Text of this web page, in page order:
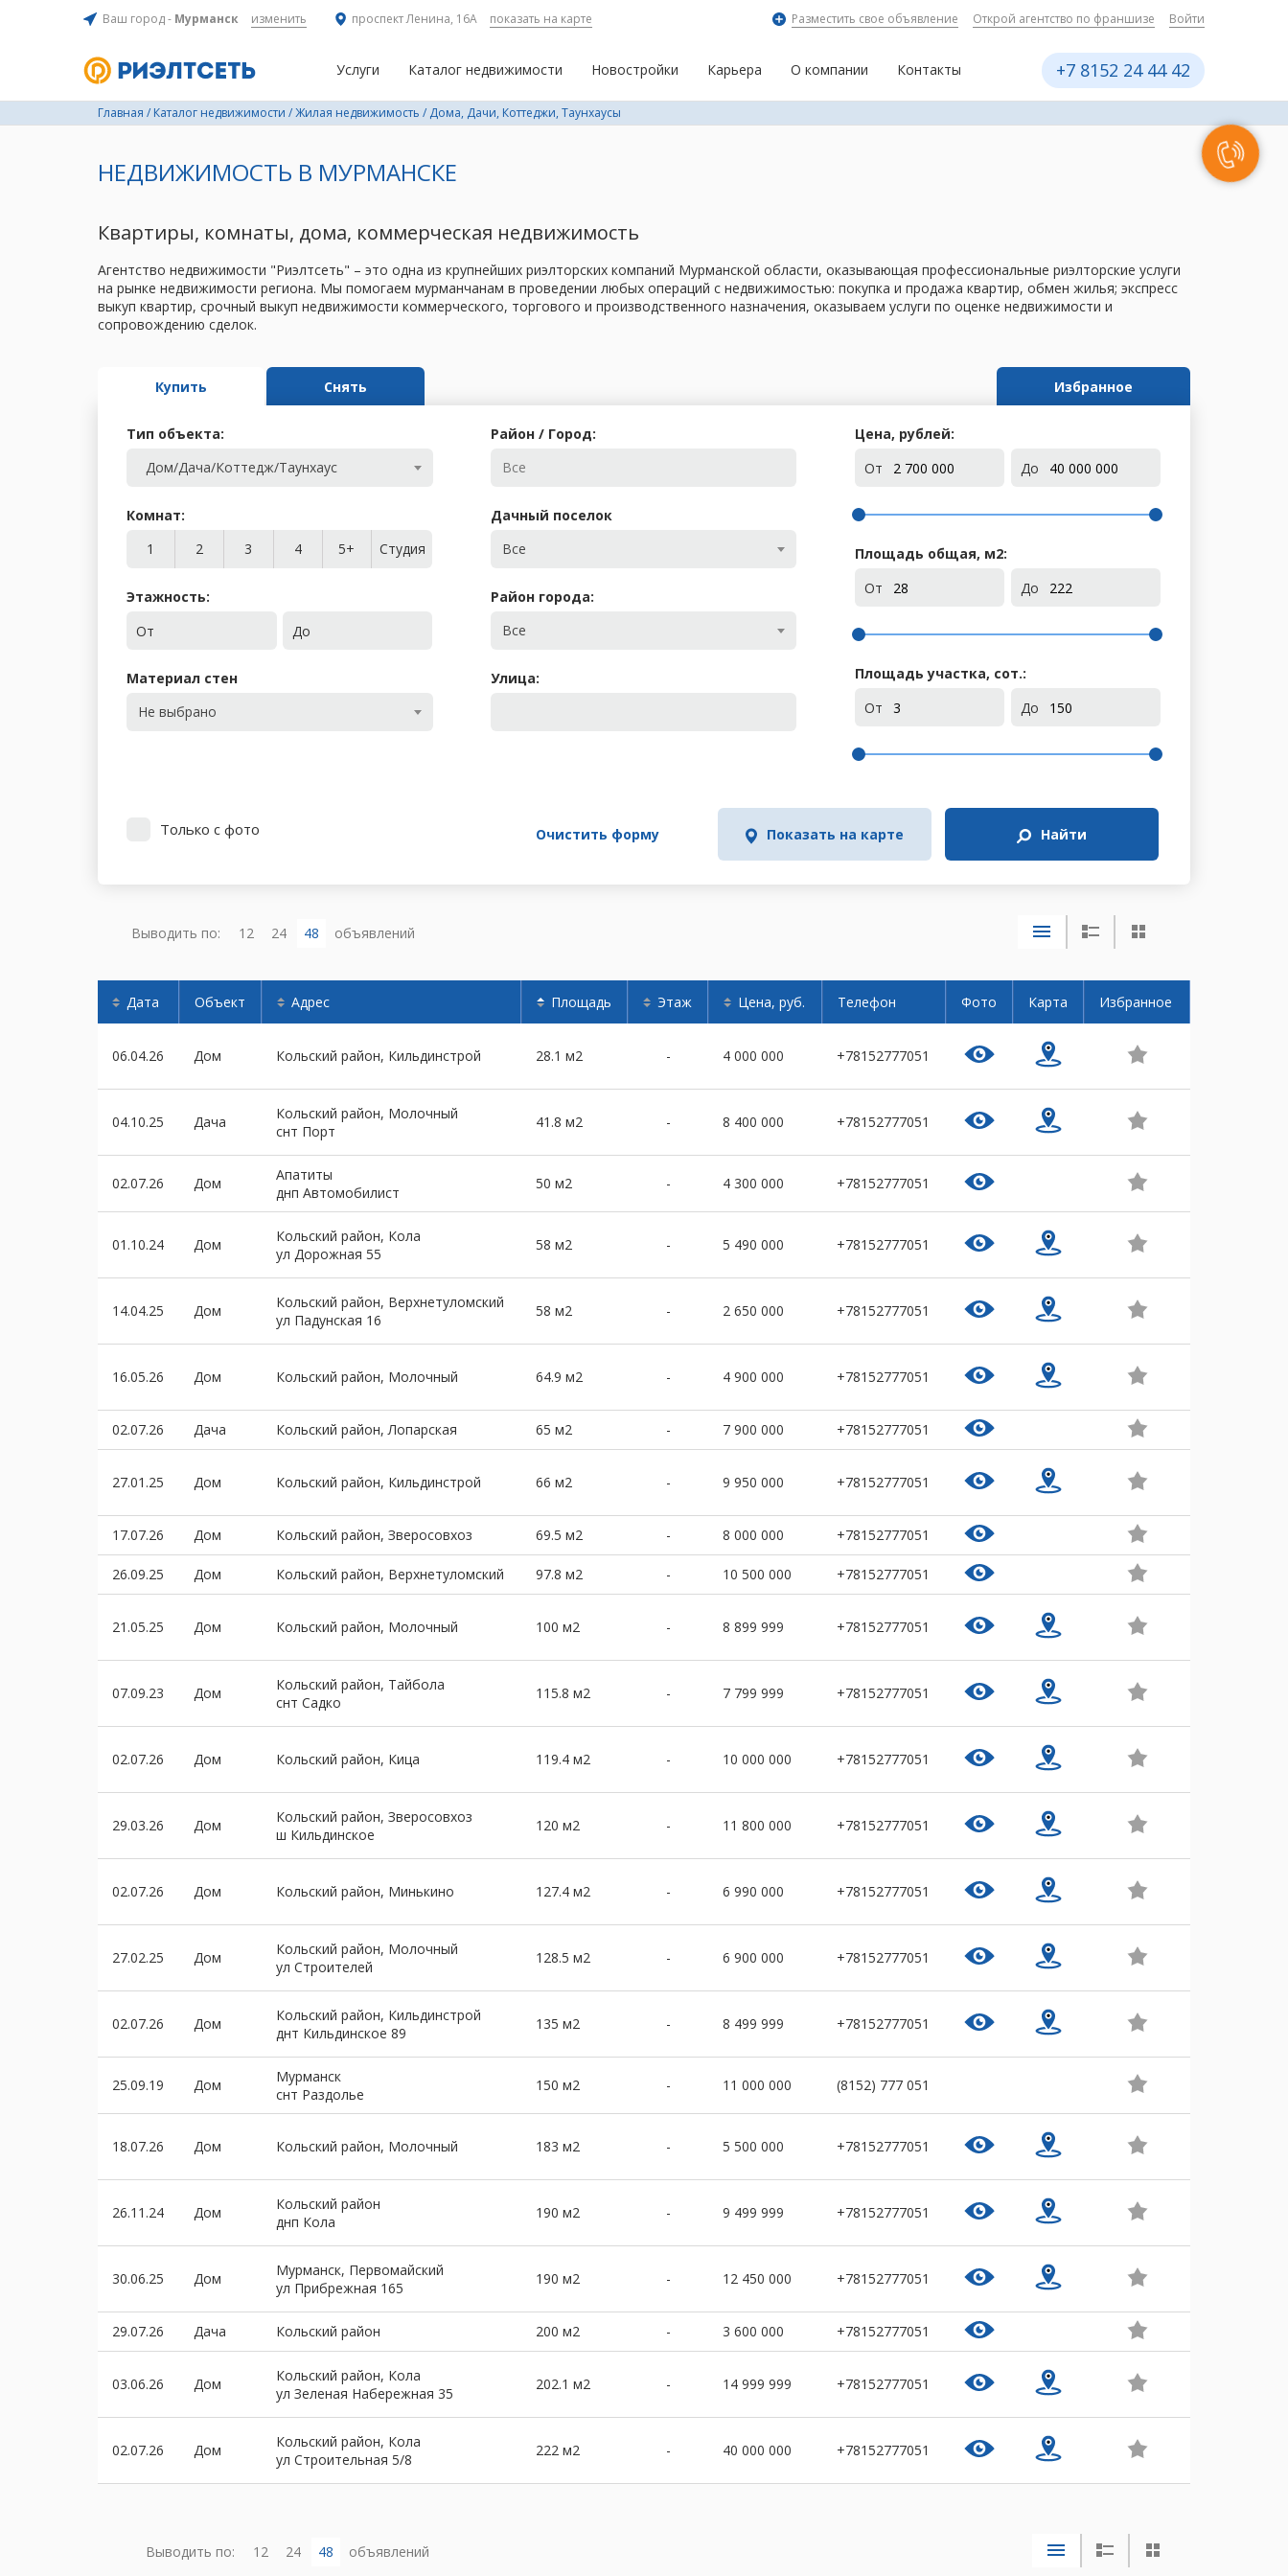
Ваш город - Мурманск изменить проспект Ленина, 16А показать на карте Разместить свое объявление Открой агентство по франшизе Войти
Услуги Каталог недвижимости Новостройки Карьера О компании Контакты +7 8152 24 44 42
Главная / Каталог недвижимости /Жилая недвижимость / Дома, Дачи, Коттеджи, Таунхаусы
НЕДВИЖИМОСТЬ В МУРМАНСКЕ
Квартиры, комнаты, дома, коммерческая недвижимость
Агентство недвижимости "Риэлтсеть" – это одна из крупнейших риэлторских компаний Мурманской области, оказывающая профессиональные риэлторские услуги
на рынке недвижимости региона. Мы помогаем мурманчанам в проведении любых операций с недвижимостью: покупка и продажа квартир, обмен жилья; экспресс
выкуп квартир, срочный выкуп недвижимости коммерческого, торгового и производственного назначения, оказываем услуги по оценке недвижимости и
сопровождению сделок.
Купить Снять Избранное
Тип объекта:
Дом/Дача/Коттедж/Таунхаус
Комнат:
1
2 3 4 5+ Студия
Этажность:
От
До
Материал стен
Не выбрано
Район / Город:
Дачный поселок
Все
Район города:
Все
Улица:
Цена, рублей:
От
До
Площадь общая, м2:
От
До
Площадь участка, сот.:
От
До
Только с фото Очистить форму Показать на карте Найти
Выводить по: 12 24 48 объявлений
Дата Объект Адрес Площадь Этаж Цена, руб. Телефон Фото Карта Избранное
06.04.26 Дом Кольский район, Кильдинстрой 28.1 м2 - 4 000 000 +78152777051
04.10.25 Дача
Кольский район, Молочный
снт Порт
41.8 м2 - 8 400 000 +78152777051
02.07.26 Дом
Апатиты
днп Автомобилист
50 м2 - 4 300 000 +78152777051
01.10.24 Дом
Кольский район, Кола
ул Дорожная 55
58 м2 - 5 490 000 +78152777051
14.04.25 Дом
Кольский район, Верхнетуломский
ул Падунская 16
58 м2 - 2 650 000 +78152777051
16.05.26 Дом Кольский район, Молочный 64.9 м2 - 4 900 000 +78152777051
02.07.26 Дача Кольский район, Лопарская 65 м2 - 7 900 000 +78152777051
27.01.25 Дом Кольский район, Кильдинстрой 66 м2 - 9 950 000 +78152777051
17.07.26 Дом Кольский район, Зверосовхоз 69.5 м2 - 8 000 000 +78152777051
26.09.25 Дом Кольский район, Верхнетуломский 97.8 м2 - 10 500 000 +78152777051
21.05.25 Дом Кольский район, Молочный 100 м2 - 8 899 999 +78152777051
07.09.23 Дом
Кольский район, Тайбола
снт Садко
115.8 м2 - 7 799 999 +78152777051
02.07.26 Дом Кольский район, Кица 119.4 м2 - 10 000 000 +78152777051
29.03.26 Дом
Кольский район, Зверосовхоз
ш Кильдинское
120 м2 - 11 800 000 +78152777051
02.07.26 Дом Кольский район, Минькино 127.4 м2 - 6 990 000 +78152777051
27.02.25 Дом
Кольский район, Молочный
ул Строителей
128.5 м2 - 6 900 000 +78152777051
02.07.26 Дом
Кольский район, Кильдинстрой
днт Кильдинское 89
135 м2 - 8 499 999 +78152777051
25.09.19 Дом
Мурманск
снт Раздолье
150 м2 - 11 000 000 (8152) 777 051
18.07.26 Дом Кольский район, Молочный 183 м2 - 5 500 000 +78152777051
26.11.24 Дом
Кольский район
днп Кола
190 м2 - 9 499 999 +78152777051
30.06.25 Дом
Мурманск, Первомайский
ул Прибрежная 165
190 м2 - 12 450 000 +78152777051
29.07.26 Дача Кольский район 200 м2 - 3 600 000 +78152777051
03.06.26 Дом
Кольский район, Кола
ул Зеленая Набережная 35
202.1 м2 - 14 999 999 +78152777051
02.07.26 Дом
Кольский район, Кола
ул Строительная 5/8
222 м2 - 40 000 000 +78152777051
Выводить по: 12 24 48 объявлений